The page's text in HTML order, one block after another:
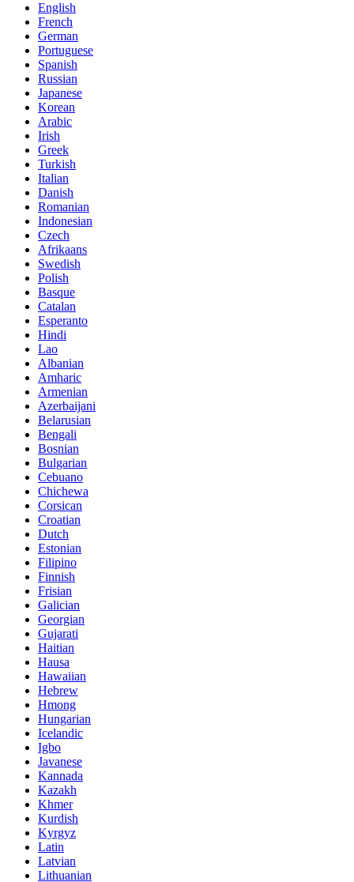
English
French
German
Portuguese
Spanish
Russian
Japanese
Korean
Arabic
Irish
Greek
Turkish
Italian
Danish
Romanian
Indonesian
Czech
Afrikaans
Swedish
Polish
Basque
Catalan
Esperanto
Hindi
Lao
Albanian
Amharic
Armenian
Azerbaijani
Belarusian
Bengali
Bosnian
Bulgarian
Cebuano
Chichewa
Corsican
Croatian
Dutch
Estonian
Filipino
Finnish
Frisian
Galician
Georgian
Gujarati
Haitian
Hausa
Hawaiian
Hebrew
Hmong
Hungarian
Icelandic
Igbo
Javanese
Kannada
Kazakh
Khmer
Kurdish
Kyrgyz
Latin
Latvian
Lithuanian